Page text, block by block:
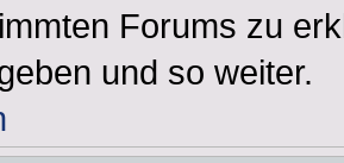
Forums zu
und so weiter.